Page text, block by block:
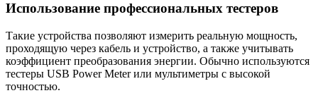
Использование профессиональных тестеров
Такие устройства позволяют измерить реальную мощность,
проходящую через кабель и устройство, а также учитывать
коэффициент преобразования энергии. Обычно используются
тестеры USB Power Meter или мультиметры с высокой
точностью.